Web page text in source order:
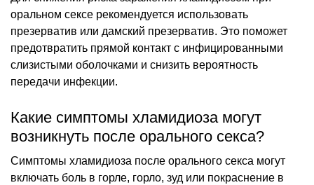
оральном сексе рекомендуется использовать
презерватив или дамский презерватив. Это поможет
предотвратить прямой контакт с инфицированными
слизистыми оболочками и снизить вероятность
передачи инфекции.
Какие симптомы хламидиоза могут
возникнуть после орального секса?
Симптомы хламидиоза после орального секса могут
включать боль в горле, горло, зуд или покраснение в